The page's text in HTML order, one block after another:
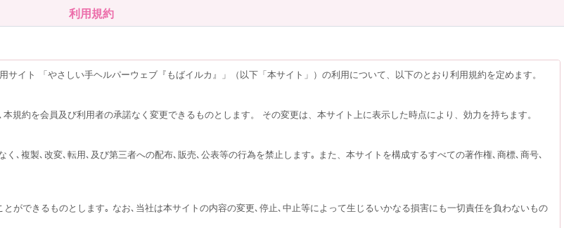
利用規約
イト 「やさしい手ヘルパーウェブ『もばイルカ』」（以下「本サイト」）の利用について、以下のとおり利用規約を定めます。
約を会員及び利用者の承諾なく変更できるものとします。 その変更は、本サイト上に表示した時点により、効力を持ちます。
､複製､改変､転用､及び第三者への配布､販売､公表等の行為を禁止します｡ また、本サイトを構成するすべての著作権､商標､商号､
ができるものとします｡ なお､当社は本サイトの内容の変更､停止､中止等によって生じるいかなる損害にも一切責任を負わないもの